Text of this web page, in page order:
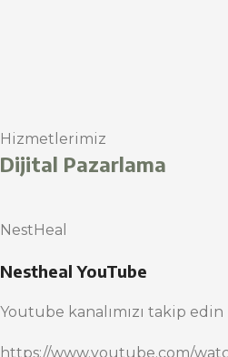
Hizmetlerimiz
Dijital Pazarlama
NestHeal
Nestheal YouTube
Youtube kanalımızı takip edin
https://www.youtube.com/